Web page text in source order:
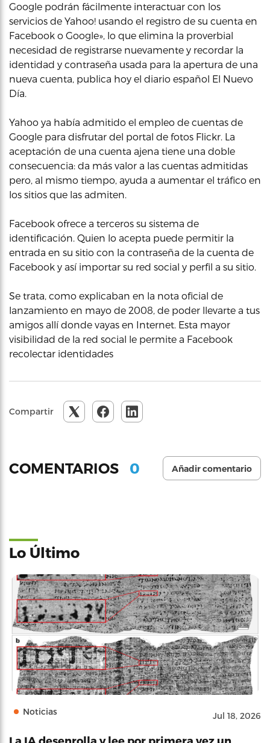
Google podrán fácilmente interactuar con los
servicios de Yahoo! usando el registro de su cuenta en
Facebook o Google», lo que elimina la proverbial
necesidad de registrarse nuevamente y recordar la
identidad y contraseña usada para la apertura de una
nueva cuenta, publica hoy el diario español El Nuevo
Día.
Yahoo ya había admitido el empleo de cuentas de
Google para disfrutar del portal de fotos Flickr. La
aceptación de una cuenta ajena tiene una doble
consecuencia: da más valor a las cuentas admitidas
pero, al mismo tiempo, ayuda a aumentar el tráfico en
los sitios que las admiten.
Facebook ofrece a terceros su sistema de
identificación. Quien lo acepta puede permitir la
entrada en su sitio con la contraseña de la cuenta de
Facebook y así importar su red social y perfil a su sitio.
Se trata, como explicaban en la nota oficial de
lanzamiento en mayo de 2008, de poder llevarte a tus
amigos allí donde vayas en Internet. Esta mayor
visibilidad de la red social le permite a Facebook
recolectar identidades
Compartir
COMENTARIOS 0 Añadir comentario
Lo Último
Noticias Jul 18, 2026
La IA desenrolla y lee por primera vez un